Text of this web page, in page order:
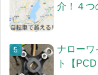
介！４つ
ナローワ
ト【